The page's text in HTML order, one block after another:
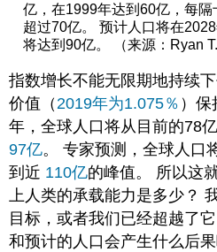
亿，在1999年达到60亿，每
超过70亿。 预计人口将在
将达到90亿。 （来源：Ryan
指数增长不能无限期地持续
价值（2019年为1.075％ ）
年，全球人口将从目前的78
97亿。 专家预测，全球人口
到近 110亿的峰值。 所以这
上人类的承载能力是多少？
目标，或者我们已经超越了
和预计的人口会产生什么后果